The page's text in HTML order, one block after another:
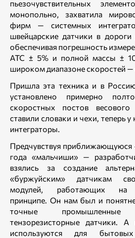
пьезочувствительных
монопольно, захватила
фирм — системных
швейцарские датчики в
обеспечивая погрешность
АТС ± 5% и полной массы ±
широком диапазоне скоростей —
Пришла эта техника и в
установлено примерно
скоростных постов весового
ставили словаки и чехи, теперь у
интеграторы.
Предчувствуя приближающуюся
года «мальчиши» —
взялись за создание
«буржуйским» датчикам
модулей, работающих на
принципе. Он нам был и
точные
тензорезисторные датчики. А
используются для